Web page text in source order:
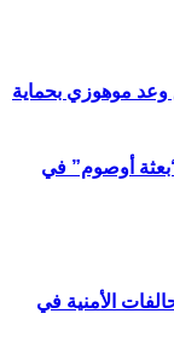
أوصوم” في
وعد موهوزي بحماية
الأمنية في